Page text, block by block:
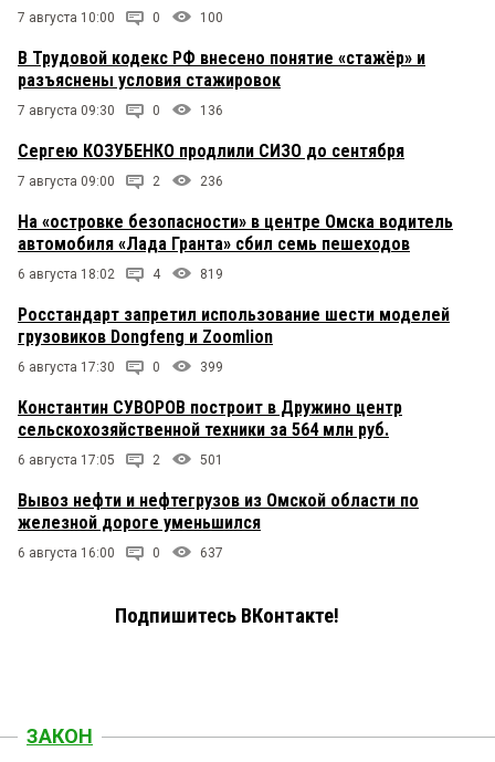
7 августа 10:00 0 100
В Трудовой кодекс РФ внесено понятие «стажёр» и
разъяснены условия стажировок
7 августа 09:30 0 136
Сергею КОЗУБЕНКО продлили СИЗО до сентября
7 августа 09:00 2 236
На «островке безопасности» в центре Омска водитель
автомобиля «Лада Гранта» сбил семь пешеходов
6 августа 18:02 4 819
Росстандарт запретил использование шести моделей
грузовиков Dongfeng и Zoomlion
6 августа 17:30 0 399
Константин СУВОРОВ построит в Дружино центр
сельскохозяйственной техники за 564 млн руб.
6 августа 17:05 2 501
Вывоз нефти и нефтегрузов из Омской области по
железной дороге уменьшился
6 августа 16:00 0 637
Подпишитесь ВКонтакте!
ЗАКОН